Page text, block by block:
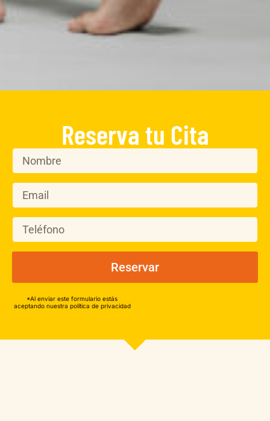
Reserva tu Cita
Reservar
*Al enviar este formulario estás
aceptando nuestra política de privacidad